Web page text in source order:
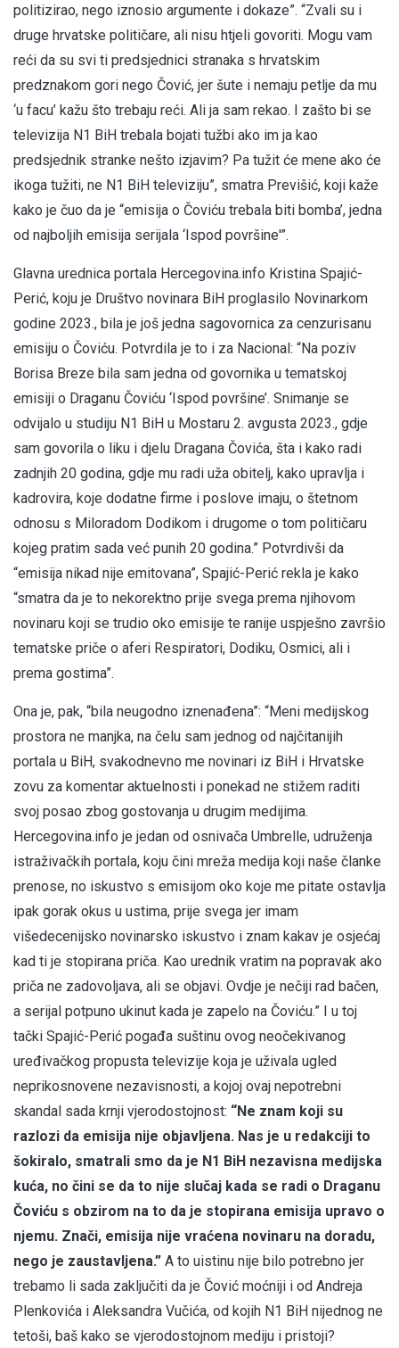
politizirao, nego iznosio argumente i dokaze”. “Zvali su i
druge hrvatske političare, ali nisu htjeli govoriti. Mogu vam
reći da su svi ti predsjednici stranaka s hrvatskim
predznakom gori nego Čović, jer šute i nemaju petlje da mu
‘u facu’ kažu što trebaju reći. Ali ja sam rekao. I zašto bi se
televizija N1 BiH trebala bojati tužbi ako im ja kao
predsjednik stranke nešto izjavim? Pa tužit će mene ako će
ikoga tužiti, ne N1 BiH televiziju”, smatra Previšić, koji kaže
kako je čuo da je “emisija o Čoviću trebala biti bomba’, jedna
od najboljih emisija serijala ‘Ispod površine'”.
Glavna urednica portala Hercegovina.info Kristina Spajić-
Perić, koju je Društvo novinara BiH proglasilo Novinarkom
godine 2023., bila je još jedna sagovornica za cenzurisanu
emisiju o Čoviću. Potvrdila je to i za Nacional: “Na poziv
Borisa Breze bila sam jedna od govornika u tematskoj
emisiji o Draganu Čoviću ‘Ispod površine’. Snimanje se
odvijalo u studiju N1 BiH u Mostaru 2. avgusta 2023., gdje
sam govorila o liku i djelu Dragana Čovića, šta i kako radi
zadnjih 20 godina, gdje mu radi uža obitelj, kako upravlja i
kadrovira, koje dodatne firme i poslove imaju, o štetnom
odnosu s Miloradom Dodikom i drugome o tom političaru
kojeg pratim sada već punih 20 godina.” Potvrdivši da
“emisija nikad nije emitovana”, Spajić-Perić rekla je kako
“smatra da je to nekorektno prije svega prema njihovom
novinaru koji se trudio oko emisije te ranije uspješno završio
tematske priče o aferi Respiratori, Dodiku, Osmici, ali i
prema gostima”.
Ona je, pak, “bila neugodno iznenađena”: “Meni medijskog
prostora ne manjka, na čelu sam jednog od najčitanijih
portala u BiH, svakodnevno me novinari iz BiH i Hrvatske
zovu za komentar aktuelnosti i ponekad ne stižem raditi
svoj posao zbog gostovanja u drugim medijima.
Hercegovina.info je jedan od osnivača Umbrelle, udruženja
istraživačkih portala, koju čini mreža medija koji naše članke
prenose, no iskustvo s emisijom oko koje me pitate ostavlja
ipak gorak okus u ustima, prije svega jer imam
višedecenijsko novinarsko iskustvo i znam kakav je osjećaj
kad ti je stopirana priča. Kao urednik vratim na popravak ako
priča ne zadovoljava, ali se objavi. Ovdje je nečiji rad bačen,
a serijal potpuno ukinut kada je zapelo na Čoviću.” I u toj
tački Spajić-Perić pogađa suštinu ovog neočekivanog
uređivačkog propusta televizije koja je uživala ugled
neprikosnovene nezavisnosti, a kojoj ovaj nepotrebni
skandal sada krnji vjerodostojnost: “Ne znam koji su
razlozi da emisija nije objavljena. Nas je u redakciji to
šokiralo, smatrali smo da je N1 BiH nezavisna medijska
kuća, no čini se da to nije slučaj kada se radi o Draganu
Čoviću s obzirom na to da je stopirana emisija upravo o
njemu. Znači, emisija nije vraćena novinaru na doradu,
nego je zaustavljena.” A to uistinu nije bilo potrebno jer
trebamo li sada zaključiti da je Čović moćniji i od Andreja
Plenkovića i Aleksandra Vučića, od kojih N1 BiH nijednog ne
tetoši, baš kako se vjerodostojnom mediju i pristoji?